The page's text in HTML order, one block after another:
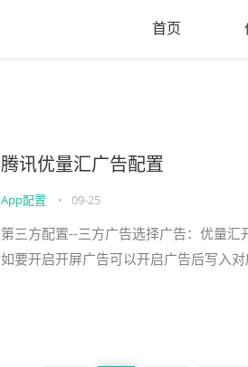
首页
腾讯优量汇广告配置
App配置 • 09-25
第三方配置--三方广告选择广告：优量汇
如要开启开屏广告可以开启广告后写入